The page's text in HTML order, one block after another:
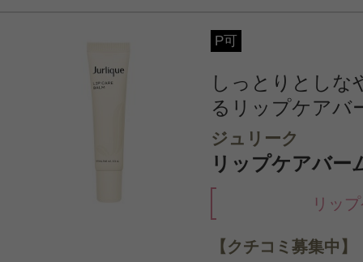
P可
しっとりとしな
るリップケアバ
ジュリーク
リップケアバー
リッ
【クチコミ募集中】